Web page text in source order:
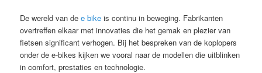
De wereld van dee bike is continu in beweging. Fabrikanten
overtreffen elkaar met innovaties die het gemak en plezier van
fietsen significant verhogen. Bij het bespreken van de koplopers
onder de e-bikes kijken we vooral naar de modellen die uitblinken
in comfort, prestaties en technologie.